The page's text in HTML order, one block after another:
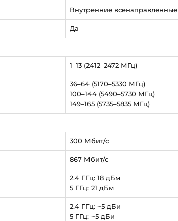
Внутренние всенаправленные
Да
1–13 (2412–2472 МГц)
36–64 (5170–5330 МГц)
100–144 (5490–5730 МГц)
149–165 (5735–5835 МГц)
300 Мбит/с
867 Мбит/с
2.4 ГГц: 18 дБм
5 ГГц: 21 дБм
2.4 ГГц: ~5 дБи
5 ГГц: ~5 дБи